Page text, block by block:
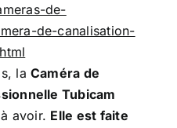
de-
de-canalisation-
la Caméra de
Tubicam
avoir. Elle est faite